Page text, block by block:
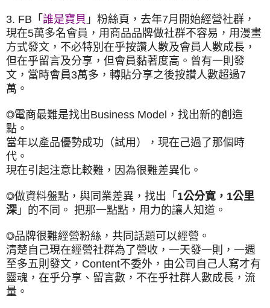
3. FB「 誰是寶貝 」粉絲頁，去年7月開始經營社群，
現在5萬多名會員，用商品品牌做社群不容易，用漫畫
方式發文，不必特別在乎按讚人數及會員人數成長，
但在乎留言及分享，但會員黏著度高。曾有一則發
文，當時會員3萬多，轉貼分享之後按讚人數超過7
萬。
◎電商最難是找出Business Model，找出新的創造
點。
當年以產品優勢成功（試用），現在己過了那個時
代。
現在引起注意比較難，因為很難差異化。
◎做資料盤點，與同業差異，找出「 1公分寛，1公里
深」的不同。 把那一點點，用力的讓人知道。
◎品牌很難經營粉絲，共同話題可以經營。
清楚自己現在經營社群為了營收，一天發一則，一週
至多五則發文，Content不委外，由公司自己人寫才有
靈魂，在乎分享、留言數，不在乎社群人數成長，流
量。